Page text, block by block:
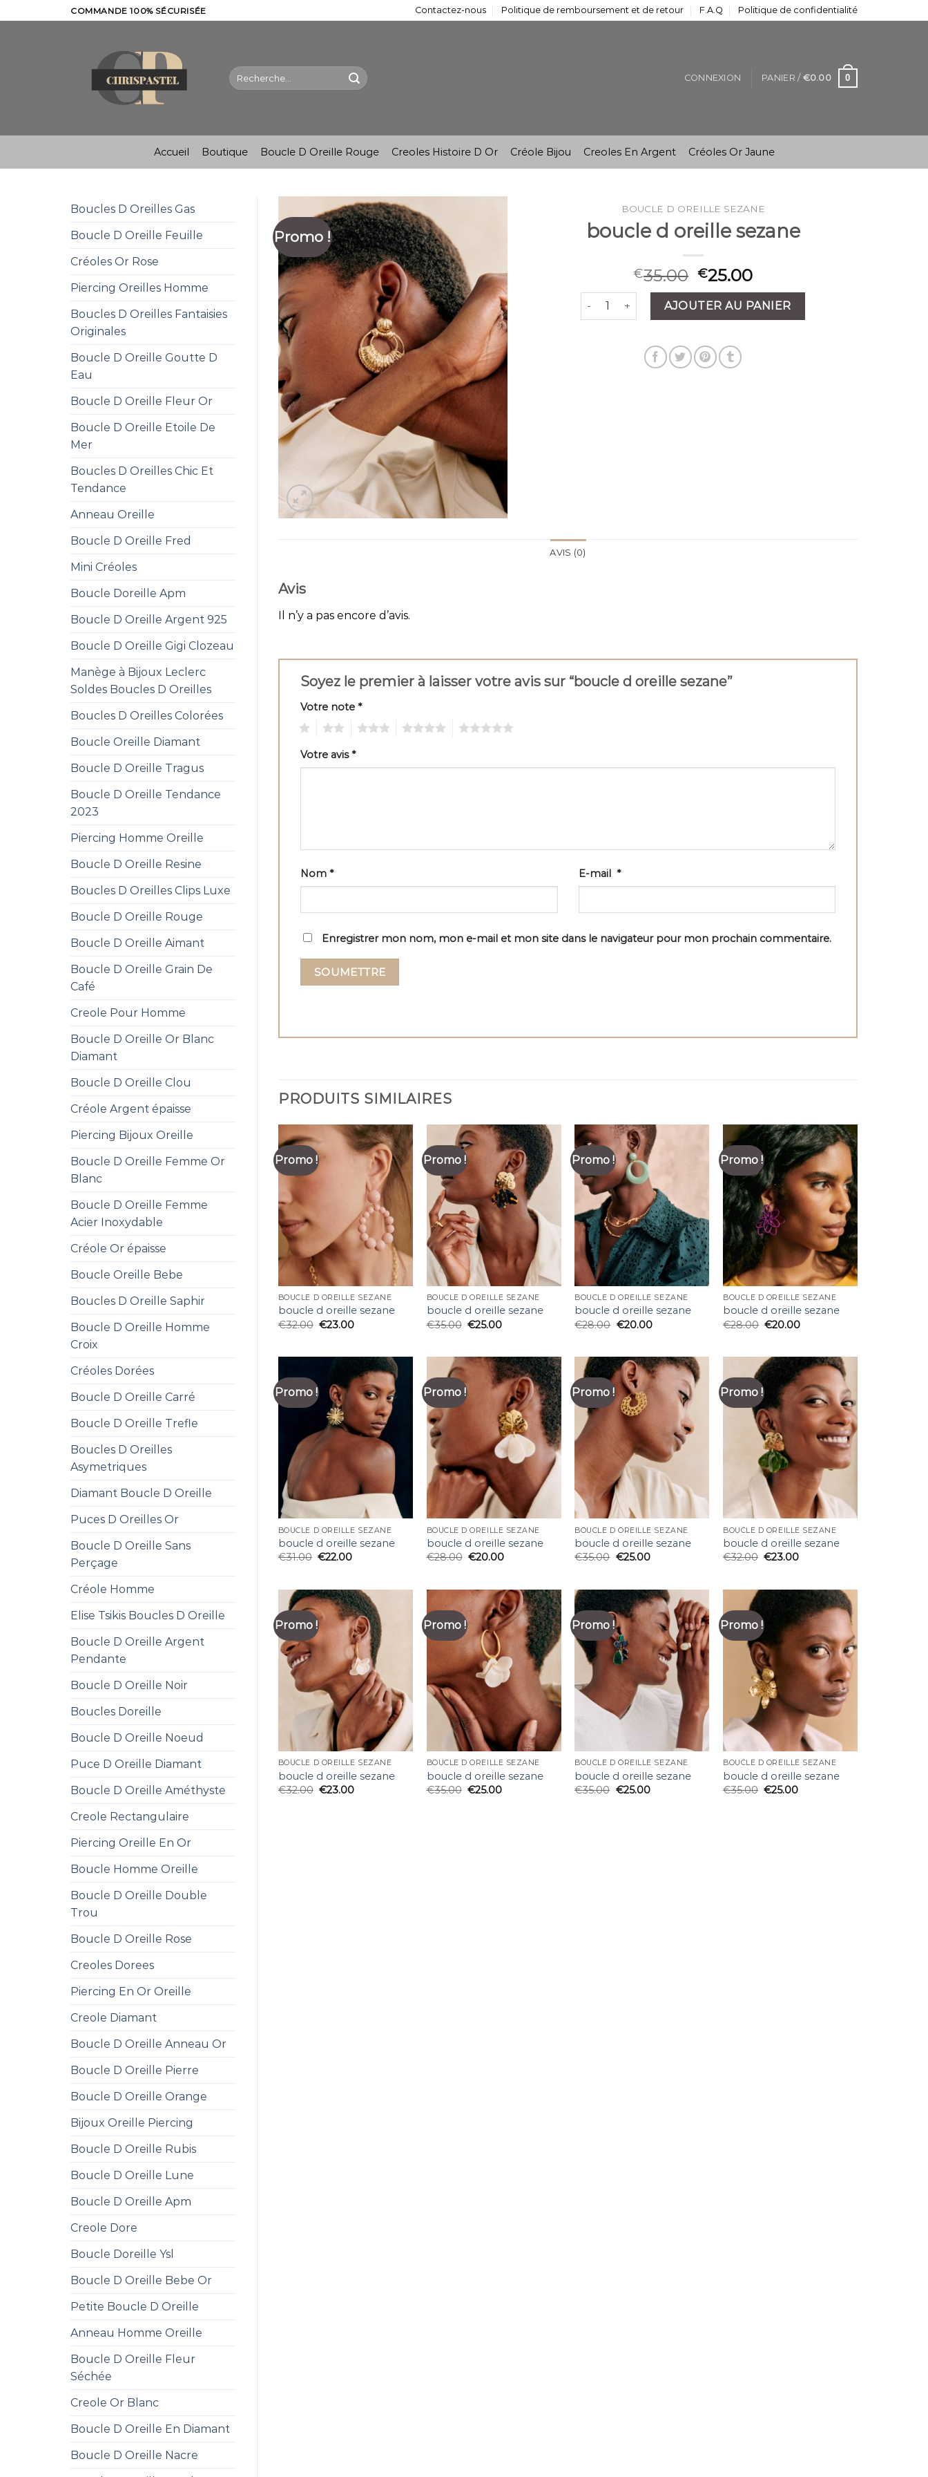
to
COMMANDE 100% SÉCURISÉE Contactez-nous Politique de remboursement et de retour F.A.Q Politique de confidentialité
Recherche
pour :
CONNEXION PANIER / €0.00 0
Accueil Boutique Boucle D Oreille Rouge Creoles Histoire D Or Créole Bijou Creoles En Argent Créoles Or Jaune
Boucles D Oreilles Gas
Boucle D Oreille Feuille
Créoles Or Rose
Piercing Oreilles Homme
Boucles D Oreilles Fantaisies
Originales
Boucle D Oreille Goutte D
Eau
Boucle D Oreille Fleur Or
Boucle D Oreille Etoile De
Mer
Boucles D Oreilles Chic Et
Tendance
Anneau Oreille
Boucle D Oreille Fred
Mini Créoles
Boucle Doreille Apm
Boucle D Oreille Argent 925
Boucle D Oreille Gigi Clozeau
Manège à Bijoux Leclerc
Soldes Boucles D Oreilles
Boucles D Oreilles Colorées
Boucle Oreille Diamant
Boucle D Oreille Tragus
Boucle D Oreille Tendance
2023
Piercing Homme Oreille
Boucle D Oreille Resine
Boucles D Oreilles Clips Luxe
Boucle D Oreille Rouge
Boucle D Oreille Aimant
Boucle D Oreille Grain De
Café
Creole Pour Homme
Boucle D Oreille Or Blanc
Diamant
Boucle D Oreille Clou
Créole Argent épaisse
Piercing Bijoux Oreille
Boucle D Oreille Femme Or
Blanc
Boucle D Oreille Femme
Acier Inoxydable
Créole Or épaisse
Boucle Oreille Bebe
Boucles D Oreille Saphir
Boucle D Oreille Homme
Croix
Créoles Dorées
Boucle D Oreille Carré
Boucle D Oreille Trefle
Boucles D Oreilles
Asymetriques
Diamant Boucle D Oreille
Puces D Oreilles Or
Boucle D Oreille Sans
Perçage
Créole Homme
Elise Tsikis Boucles D Oreille
Boucle D Oreille Argent
Pendante
Boucle D Oreille Noir
Boucles Doreille
Boucle D Oreille Noeud
Puce D Oreille Diamant
Boucle D Oreille Améthyste
Creole Rectangulaire
Piercing Oreille En Or
Boucle Homme Oreille
Boucle D Oreille Double
Trou
Boucle D Oreille Rose
Creoles Dorees
Piercing En Or Oreille
Creole Diamant
Boucle D Oreille Anneau Or
Boucle D Oreille Pierre
Boucle D Oreille Orange
Bijoux Oreille Piercing
Boucle D Oreille Rubis
Boucle D Oreille Lune
Boucle D Oreille Apm
Creole Dore
Boucle Doreille Ysl
Boucle D Oreille Bebe Or
Petite Boucle D Oreille
Anneau Homme Oreille
Boucle D Oreille Fleur
Séchée
Creole Or Blanc
Boucle D Oreille En Diamant
Boucle D Oreille Nacre
Promo !
BOUCLE D OREILLE SEZANE
boucle d oreille sezane
€35.00 €25.00
quantité de boucle d oreille sezane
AJOUTER AU PANIER
AVIS (0)
Avis
Il n’y a pas encore d’avis.
Soyez le premier à laisser votre avis sur “boucle d oreille sezane”
Votre note *
Votre avis*
Nom * E-mail *
Enregistrer mon nom, mon e-mail et mon site dans le navigateur pour mon prochain commentaire.
PRODUITS SIMILAIRES
Promo !
BOUCLE D OREILLE SEZANE
boucle d oreille sezane
€32.00 €23.00
Promo !
BOUCLE D OREILLE SEZANE
boucle d oreille sezane
€35.00 €25.00
Promo !
BOUCLE D OREILLE SEZANE
boucle d oreille sezane
€28.00 €20.00
Promo !
BOUCLE D OREILLE SEZANE
boucle d oreille sezane
€28.00 €20.00
Promo !
BOUCLE D OREILLE SEZANE
boucle d oreille sezane
€31.00 €22.00
Promo !
BOUCLE D OREILLE SEZANE
boucle d oreille sezane
€28.00 €20.00
Promo !
BOUCLE D OREILLE SEZANE
boucle d oreille sezane
€35.00 €25.00
Promo !
BOUCLE D OREILLE SEZANE
boucle d oreille sezane
€32.00 €23.00
Promo !
BOUCLE D OREILLE SEZANE
boucle d oreille sezane
€32.00 €23.00
Promo !
BOUCLE D OREILLE SEZANE
boucle d oreille sezane
€35.00 €25.00
Promo !
BOUCLE D OREILLE SEZANE
boucle d oreille sezane
€35.00 €25.00
Promo !
BOUCLE D OREILLE SEZANE
boucle d oreille sezane
€35.00 €25.00